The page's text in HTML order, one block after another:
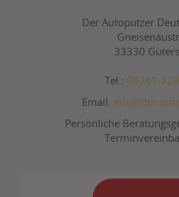
Der Autoputzer
33330
Tel.: 05241-
Email: info@der-
Persönliche